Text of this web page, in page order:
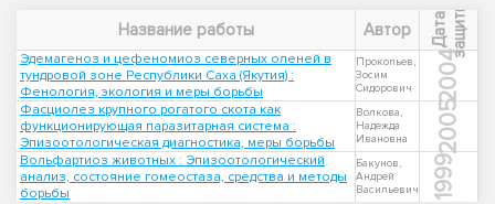
Название работы Автор Д
а
т
а
з
а
щ
и
т ы
Эдемагеноз и цефеномиоз северных оленей в
тундровой зоне Республики Саха (Якутия) :
Фенология, экология и меры борьбы
Прокопьев,
Зосим
Сидорович
2004
Фасциолез крупного рогатого скота как
функционирующая паразитарная система :
Эпизоотологическая диагностика, меры борьбы
Волкова,
Надежда
Ивановна
2005
Вольфартиоз животных : Эпизоотологический
анализ, состояние гомеостаза, средства и методы
борьбы
Бакунов,
Андрей
Васильевич
1999